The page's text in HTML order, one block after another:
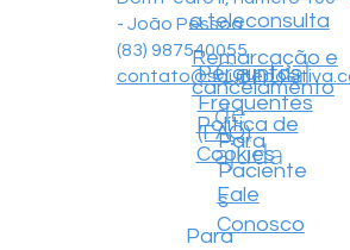
- João Pessoa
(83) 987540055
Central
de
ajuda
Para
Paciente
s
Para
Perguntas
Frequentes
(FAQ)
a teleconsulta
Remarcação e
cancelamento
Política de
Cookies
Fale
Conosco